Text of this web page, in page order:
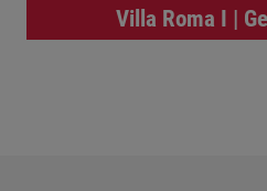
Villa Roma I |